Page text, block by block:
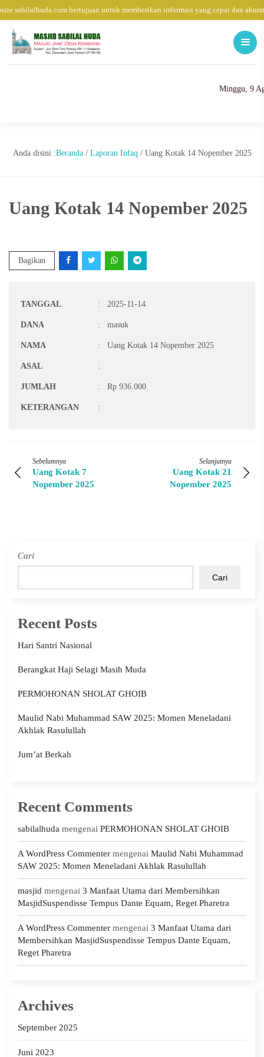
sabilalhuda.com bertujuan untuk memberikan informasi yang cepat dan
Minggu, 9
Anda disini :Beranda/ Laporan Infaq / Uang Kotak 14 Nopember 2025
Uang Kotak 14 Nopember 2025
Bagikan
TANGGAL : 2025-11-14
DANA : masuk
NAMA : Uang Kotak 14 Nopember 2025
ASAL :
JUMLAH : Rp 936.000
KETERANGAN :
Sebelumnya
Uang Kotak 7
Nopember 2025
Selanjutnya
Uang Kotak 21
Nopember 2025
Cari
Cari
Recent Posts
Hari Santri Nasional
Berangkat Haji Selagi Masih Muda
PERMOHONAN SHOLAT GHOIB
Maulid Nabi Muhammad SAW 2025: Momen Meneladani
Akhlak Rasulullah
Jum’at Berkah
Recent Comments
sabilalhuda mengenai PERMOHONAN SHOLAT GHOIB
A WordPress Commenter mengenai Maulid Nabi Muhammad
SAW 2025: Momen Meneladani Akhlak Rasulullah
masjid mengenai 3 Manfaat Utama dari Membersihkan
MasjidSuspendisse Tempus Dante Equam, Reget Pharetra
A WordPress Commenter mengenai 3 Manfaat Utama dari
Membersihkan MasjidSuspendisse Tempus Dante Equam,
Reget Pharetra
Archives
September 2025
Juni 2023